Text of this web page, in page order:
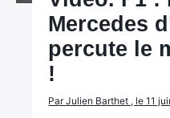
Mercedes
percute le
!
Par Julien Barthet , le 11